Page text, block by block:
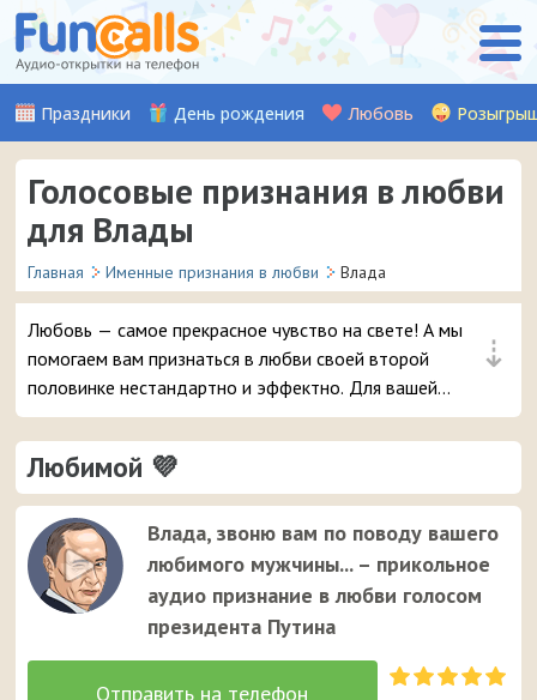
Праздники День рождения Любовь
Голосовые признания в любви
для Влады
Главная Именные признания в любви Влада
⇣
Любовь — самое прекрасное чувство на свете! А мы
помогаем вам признаться в любви своей второй
половинке нестандартно и эффектно. Для вашей
девушки Влады мы записали множество красивых
музыкальных и аудио признаний, стихов, а также
шуточных признаний от Путина (хит!). Выберите
понравившуюся аудио-открытку и уже через пару
мгновений она придет на телефон вашей любимой
Владе. Это единственный случай, когда звонок от
неизвестного номера вызывает улыбку у вашей
девушки ;)
Любимой 💜
Влада, звоню вам по поводу вашего
любимого мужчины... – прикольное
аудио признание в любви голосом
президента Путина